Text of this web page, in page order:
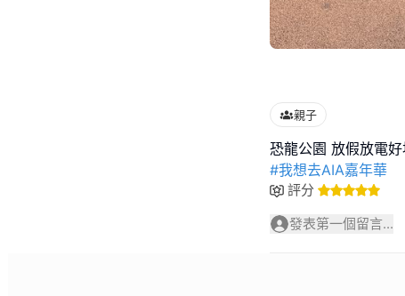
親子
#我想去AIA嘉年華
評分
發表第一個留言...